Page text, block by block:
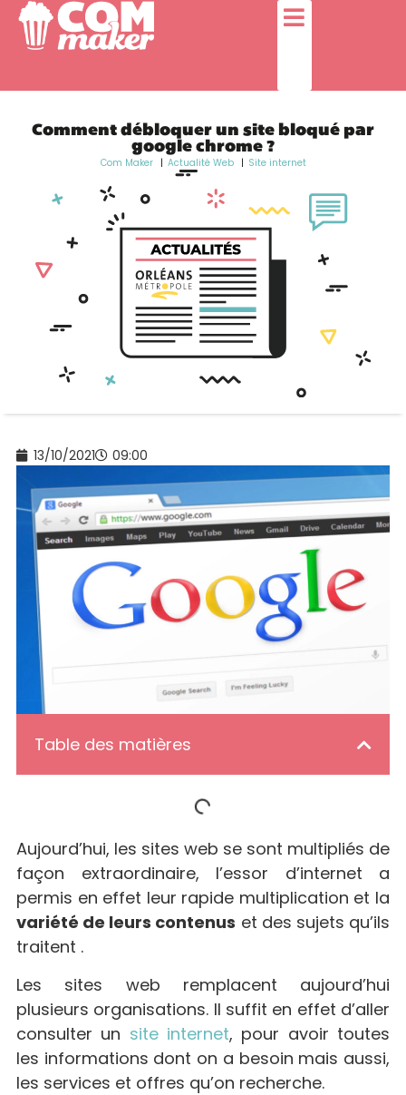
Comment débloquer un site bloqué par
google chrome ?
Com Maker Actualité Web Site internet
13/10/2021 09:00
Table des matières
Aujourd’hui, les sites web se sont multipliés de
façon extraordinaire, l’essor d’internet a
permis en effet leur rapide multiplication et la
variété de leurs contenus et des sujets qu’ils
traitent .
Les sites web remplacent aujourd’hui
plusieurs organisations. Il suffit en effet d’aller
consulter un site internet, pour avoir toutes
les informations dont on a besoin mais aussi,
les services et offres qu’on recherche.